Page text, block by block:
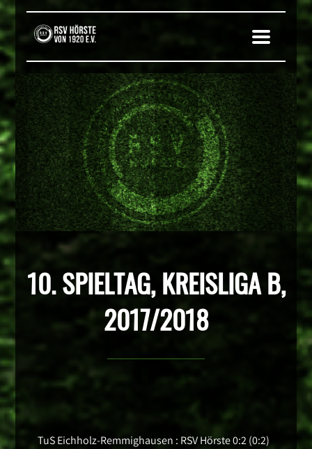
10. SPIELTAG, KREISLIGA B,
2017/2018
TuS Eichholz-Remmighausen : RSV Hörste 0:2 (0:2)